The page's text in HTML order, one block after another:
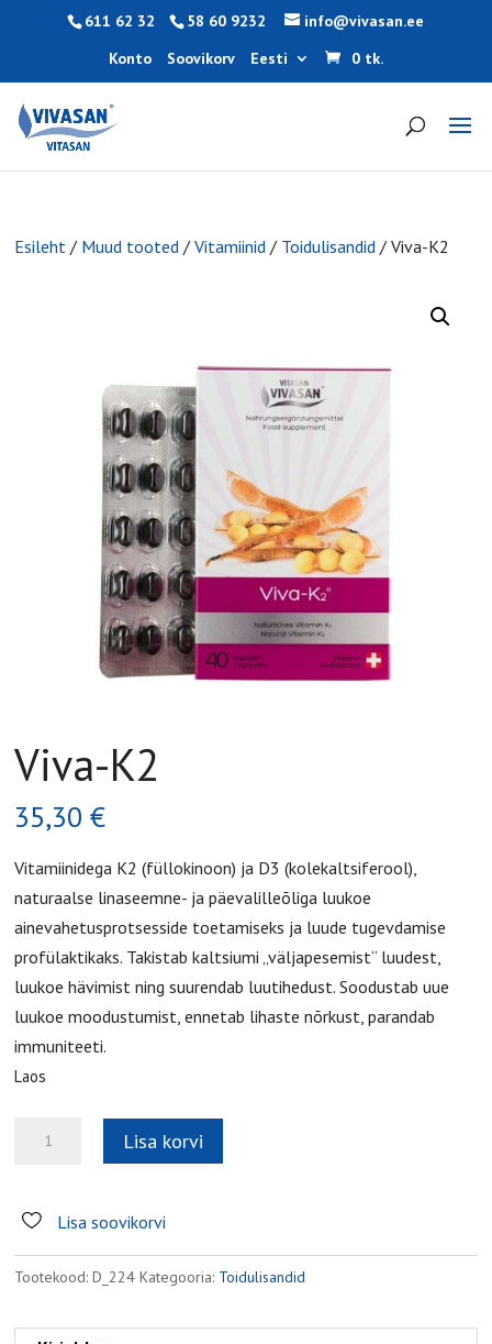
611 62 32 58 60 9232
info@vivasan.ee
Konto
Soovikorv Eesti 0 tk.
Esileht / Muud tooted /Vitamiinid / Toidulisandid / Viva-K2
Viva-K2
35,30€
Vitamiinidega K2 (füllokinoon) ja D3 (kolekaltsiferool),
naturaalse linaseemne- ja päevalilleõliga luukoe
ainevahetusprotsesside toetamiseks ja luude tugevdamise
profülaktikaks. Takistab kaltsiumi „väljapesemist“ luudest,
luukoe hävimist ning suurendab luutihedust. Soodustab uue
luukoe moodustumist, ennetab lihaste nõrkust, parandab
immuniteeti.
Laos
Viva-
Lisa korvi
Lisa soovikorvi
Tootekood:D_224 Kategooria: Toidulisandid